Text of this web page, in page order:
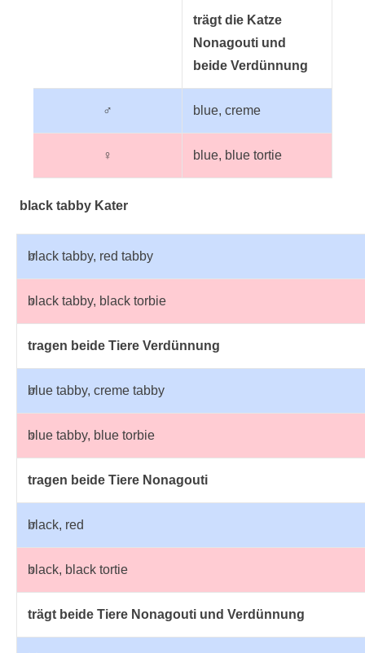
trägt die Katze
Nonagouti und
beide Verdünnung
♂ blue, creme
♀ blue, blue tortie
black tabby Kater
♂
black tabby, red tabby
♀
black tabby, black torbie
tragen beide Tiere Verdünnung
♂
blue tabby, creme tabby
♀
blue tabby, blue torbie
tragen beide Tiere Nonagouti
♂
black, red
♀
black, black tortie
trägt beide Tiere Nonagouti und Verdünnung